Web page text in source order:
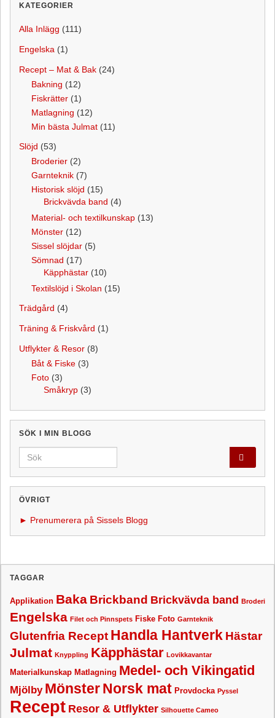
KATEGORIER
Alla Inlägg (111)
Engelska (1)
Recept – Mat & Bak (24)
Bakning (12)
Fiskrätter (1)
Matlagning (12)
Min bästa Julmat (11)
Slöjd (53)
Broderier (2)
Garnteknik (7)
Historisk slöjd (15)
Brickvävda band (4)
Material- och textilkunskap (13)
Mönster (12)
Sissel slöjdar (5)
Sömnad (17)
Käpphästar (10)
Textilslöjd i Skolan (15)
Trädgård (4)
Träning & Friskvård (1)
Utflykter & Resor (8)
Båt & Fiske (3)
Foto (3)
Småkryp (3)
SÖK I MIN BLOGG
Search for:
ÖVRIGT
► Prenumerera på Sissels Blogg
TAGGAR
Applikation Baka Brickband Brickvävda band Broderi
Engelska Filet och Pinnspets Fiske Foto Garnteknik
Glutenfria Recept Handla Hantverk Hästar
Julmat Knyppling Käpphästar Lovikkavantar
Materialkunskap Matlagning Medel- och Vikingatid
Mjölby MönsterNorsk mat Provdocka Pyssel
Recept Resor & Utflykter Silhouette Cameo